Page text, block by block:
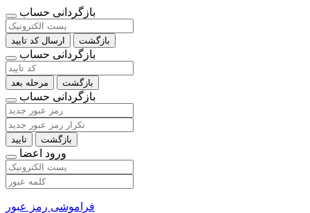
بازگردانی حساب
ارسال کد تایید بازگشت
بازگردانی حساب
مرحله بعد بازگشت
بازگردانی حساب
تایید بازگشت
ورود اعضا
فراموشی رمز عبور